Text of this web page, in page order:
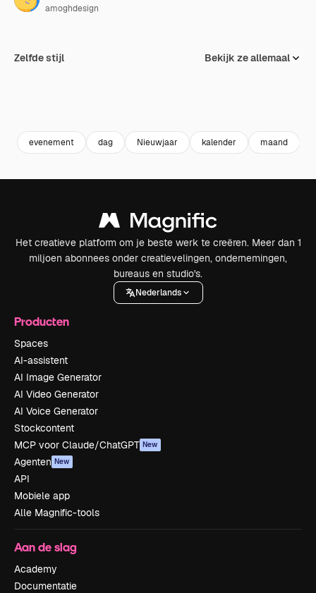
amoghdesign
Zelfde stijl Bekijk ze allemaal
evenement dag Nieuwjaar kalender maand
Het creatieve platform om je beste werk te creëren. Meer dan 1
miljoen abonnees onder creatievelingen, ondernemingen,
bureaus en studio's.
Nederlands
Producten
Spaces
AI-assistent
AI Image Generator
AI Video Generator
AI Voice Generator
Stockcontent
MCP voor Claude/ChatGPT New
Agenten New
API
Mobiele app
Alle Magnific-tools
Aan de slag
Academy
Documentatie